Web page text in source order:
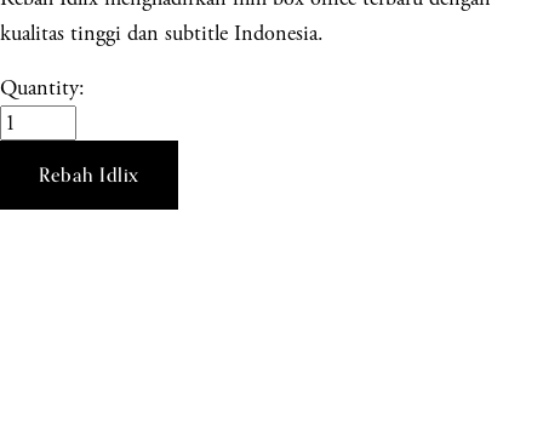
kualitas tinggi dan subtitle Indonesia.
Quantity:
Rebah Idlix